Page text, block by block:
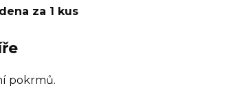
za 1 kus
pokrmů.